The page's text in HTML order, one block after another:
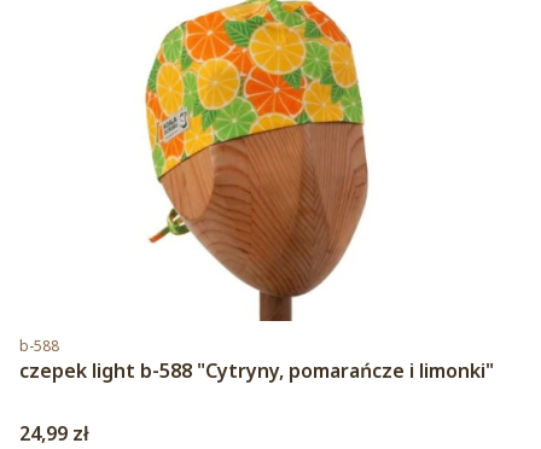
Kod produktu
b-588
czepek light b-588 "Cytryny, pomarańcze i limonki"
Cena
24,99 zł